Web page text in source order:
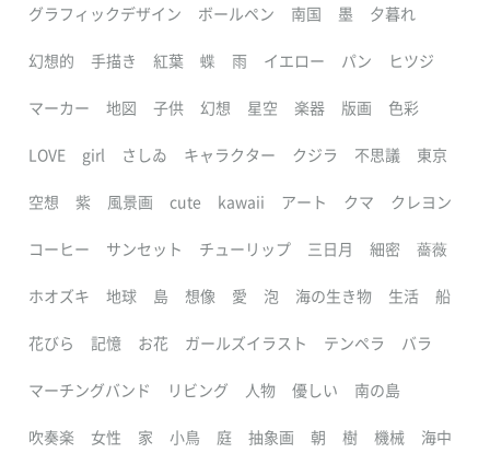
グラフィックデザイン ボールペン 南国 墨 夕暮れ
幻想的 手描き 紅葉 蝶 雨 イエロー パン ヒツジ
マーカー 地図 子供 幻想 星空 楽器 版画 色彩
LOVE girl さしゐ キャラクター クジラ 不思議 東京
空想 紫 風景画 cute kawaii アート クマ クレヨン
コーヒー サンセット チューリップ 三日月 細密 薔薇
ホオズキ 地球 島 想像 愛 泡 海の生き物 生活 船
花びら 記憶 お花 ガールズイラスト テンペラ バラ
マーチングバンド リビング 人物 優しい 南の島
吹奏楽 女性 家 小鳥 庭 抽象画 朝 樹 機械 海中